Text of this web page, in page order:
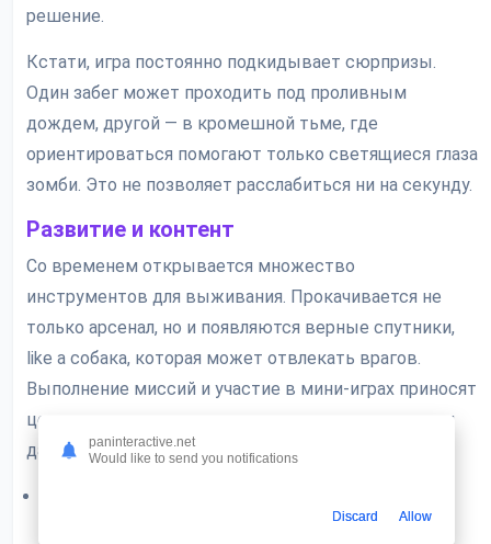
решение.
Кстати, игра постоянно подкидывает сюрпризы.
Один забег может проходить под проливным
дождем, другой — в кромешной тьме, где
ориентироваться помогают только светящиеся глаза
зомби. Это не позволяет расслабиться ни на секунду.
Развитие и контент
Со временем открывается множество
инструментов для выживания. Прокачивается не
только арсенал, но и появляются верные спутники,
like a собака, которая может отвлекать врагов.
Выполнение миссий и участие в мини-играх приносят
ценные награды, которые помогают продвигаться
дальше.paninteractive.net
Would like to send you notifications
Discard Allow